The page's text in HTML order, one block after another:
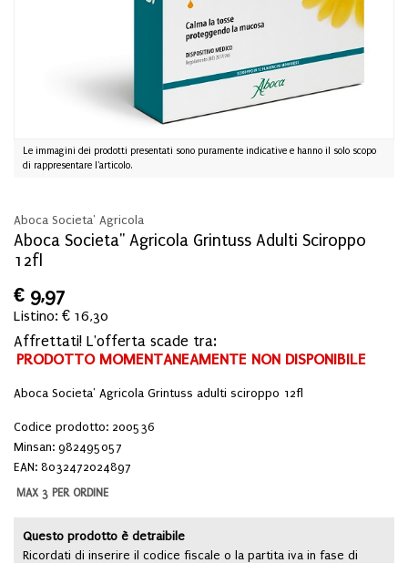
Le immagini dei prodotti presentati sono puramente indicative e hanno il solo scopo
di rappresentare l'articolo.
Aboca Societa' Agricola
Aboca Societa'' Agricola Grintuss Adulti Sciroppo
12fl
€ 9,97
Listino: € 16,30
Affrettati! L'offerta scade tra:
PRODOTTO MOMENTANEAMENTE NON DISPONIBILE
Aboca Societa' Agricola Grintuss adulti sciroppo 12fl
Codice prodotto: 200536
Minsan: 982495057
EAN: 8032472024897
MAX 3 PER ORDINE
Questo prodotto è detraibile
Ricordati di inserire il codice fiscale o la partita iva in fase di